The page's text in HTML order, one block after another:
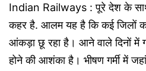
Indian Railways : पूरे देश के साथ
कहर है. आलम यह है कि कई जिलों
आंकड़ा छू रहा है। आने वाले दिनों में
होने की आशंका है। भीषण गर्मी में